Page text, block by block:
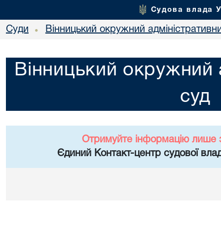
Судова влада
Суди • Вінницький окружний
Вінницький окружний
суд
Отримуйте інформацію лише
Єдиний Контакт-центр судової